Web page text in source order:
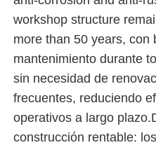
noticias
Todos los casos
Solicitar una cotización
workshop structure
more than 50 years, con
mantenimiento durante
sin necesidad de
frecuentes, reduciendo
operativos a largo
construcción rentable: